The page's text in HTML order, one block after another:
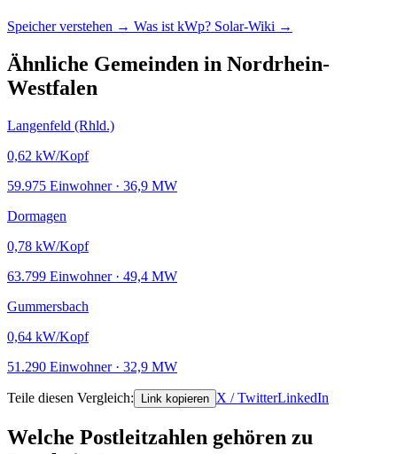
Speicher verstehen → Was ist kWp? Solar-Wiki →
Ähnliche Gemeinden in Nordrhein-
Westfalen
Langenfeld (Rhld.)
0,62 kW/Kopf
59.975 Einwohner · 36,9 MW
Dormagen
0,78 kW/Kopf
63.799 Einwohner · 49,4 MW
Gummersbach
0,64 kW/Kopf
51.290 Einwohner · 32,9 MW
Teile diesen Vergleich: Link kopieren X / TwitterLinkedIn
Welche Postleitzahlen gehören zu